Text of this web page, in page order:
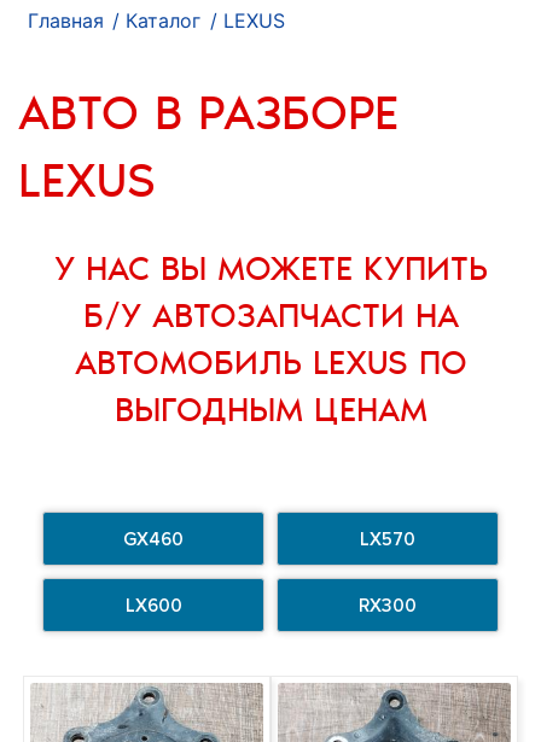
Главная Каталог LEXUS
АВТО В РАЗБОРЕ
LEXUS
У НАС ВЫ МОЖЕТЕ КУПИТЬ
Б/У АВТОЗАПЧАСТИ НА
АВТОМОБИЛЬ LEXUS ПО
ВЫГОДНЫМ ЦЕНАМ
GX460 LX570
LX600 RX300